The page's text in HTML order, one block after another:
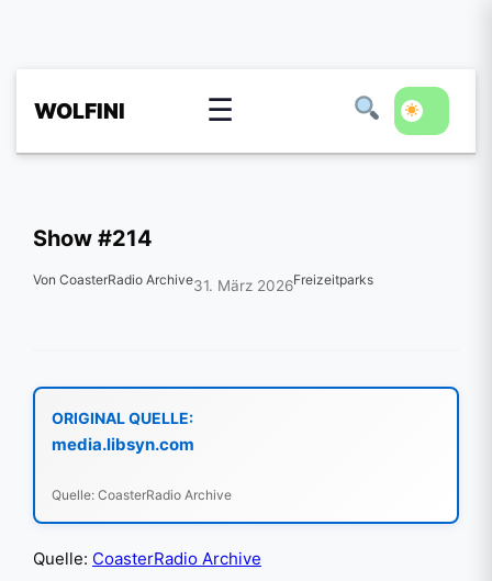
WOLFINI ☰
Show #214
Von CoasterRadio Archive31. März 2026Freizeitparks
ORIGINAL QUELLE:
media.libsyn.com
Quelle: CoasterRadio Archive
Quelle: CoasterRadio Archive